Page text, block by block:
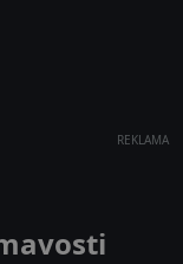
REKLAMA